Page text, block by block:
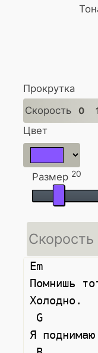
Прокрутка
Скорость
0
Цвет
Размер 20
Скорость
Em
Помнишь
Холодно.
Я